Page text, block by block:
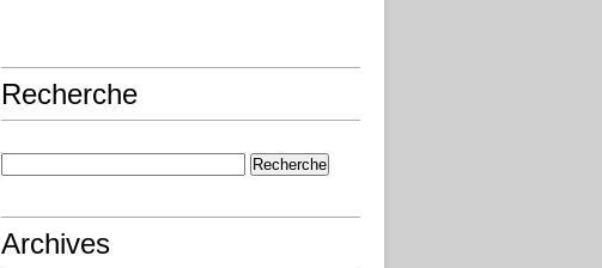
Recherche
Archives